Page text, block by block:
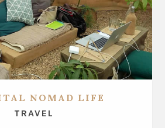
NOMAD LIFE
TRAVEL